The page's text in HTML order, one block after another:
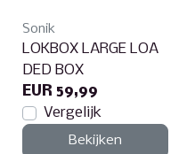
Sonik
LOKBOX LARGE LOA
DED BOX
EUR 59,99
Vergelijk
Bekijken